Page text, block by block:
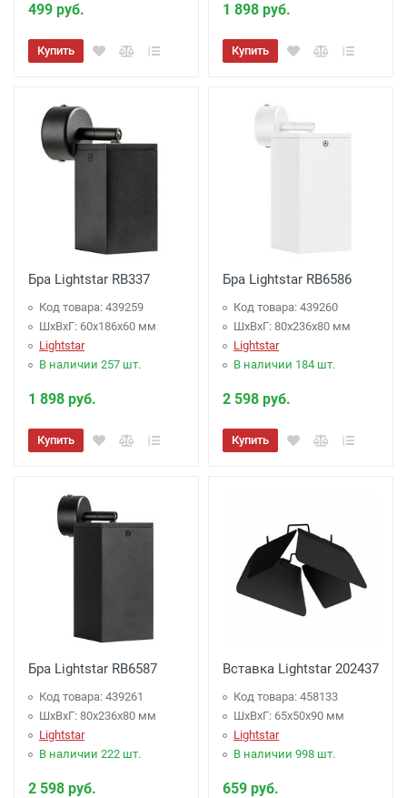
499 руб.
Купить
1 898 руб.
Купить
Бра Lightstar RB337
Код товара: 439259
ШхВхГ: 60x186x60 мм
Lightstar
В наличии 257 шт.
1 898 руб.
Купить
Бра Lightstar RB6586
Код товара: 439260
ШхВхГ: 80x236x80 мм
Lightstar
В наличии 184 шт.
2 598 руб.
Купить
Бра Lightstar RB6587
Код товара: 439261
ШхВхГ: 80x236x80 мм
Lightstar
В наличии 222 шт.
2 598 руб.
Вставка Lightstar 202437
Код товара: 458133
ШхВхГ: 65x50x90 мм
Lightstar
В наличии 998 шт.
659 руб.